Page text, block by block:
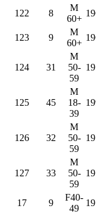
122 8
M
60+
123 9
M
60+
124 31
M
50-
59
125 45
M
18-
39
126 32
M
50-
59
127 33
M
50-
59
17 9
F40-
49